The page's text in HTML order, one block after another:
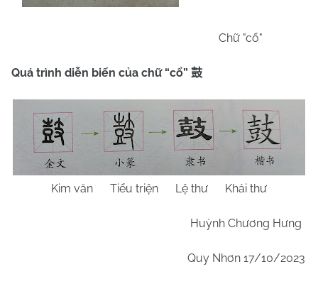
Chữ "cổ"
Quá trình diễn biến của chữ“cổ” 鼓
Kim văn Tiểu triện Lệ thư Khải thư
Huỳnh Chương Hưng
Quy Nhơn 17/10/2023